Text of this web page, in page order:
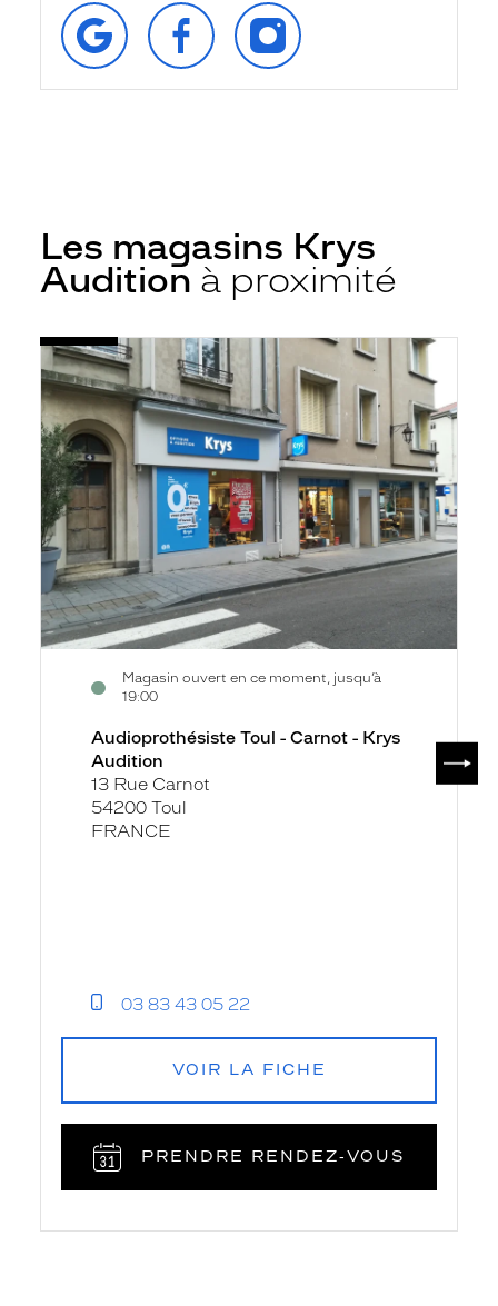
RETROUVEZ‑NOUS
SUR
GOOGLE
SUIVEZ‑NOUS
SUR
FACEBOOK
SUIVEZ‑NOUS
SUR
INSTAGRAM
Les magasins Krys
Audition à proximité
Audioprothésiste
Toul
-
Carnot
-
Krys
Audition
Magasin ouvert en ce moment, jusqu’à
19:00
Voir
la
fiche
Audioprothésiste Toul - Carnot - Krys
Audition
13 Rue Carnot
54200 Toul
FRANCE
03 83 43 05 22
VOIR LA FICHE
PRENDRE RENDEZ‑VOUS